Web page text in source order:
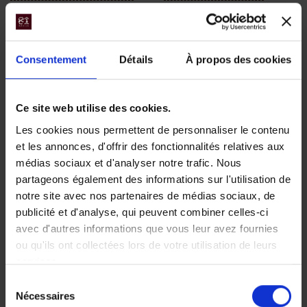
Consentement Détails À propos des cookies
Ce site web utilise des cookies.
Les cookies nous permettent de personnaliser le contenu
et les annonces, d'offrir des fonctionnalités relatives aux
médias sociaux et d'analyser notre trafic. Nous
partageons également des informations sur l'utilisation de
notre site avec nos partenaires de médias sociaux, de
publicité et d'analyse, qui peuvent combiner celles-ci
avec d'autres informations que vous leur avez fournies
ou qu'ils ont collectées lors de votre utilisation de leurs
services.
Nécessaires
– Te Anau
Fiorland, ce superbe lodge
est la promesse d’un calme
absolu.
Estate –
Wellington
Entouré d’une végétation
luxuriante, un hôtel idéal
relaxer.